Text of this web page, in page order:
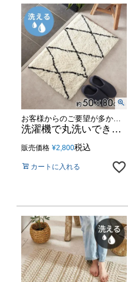
洗濯機で丸洗いできるから清潔キープ柔らかな肌触りのモロッカン柄玄関マット 50×80
販売価格 ¥2,800税込
カートに入れる